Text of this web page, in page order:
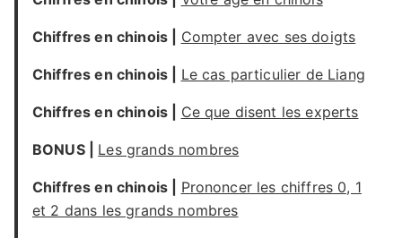
Chiffres en chinois | Compter avec ses doigts
Chiffres en chinois | Le cas particulier de Liang
Chiffres en chinois | Ce que disent les experts
BONUS | Les grands nombres
Chiffres en chinois | Prononcer les chiffres 0, 1
et 2 dans les grands nombres